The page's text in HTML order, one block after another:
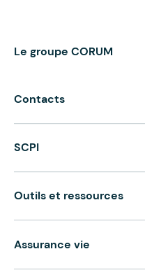
Le groupe CORUM
Contacts
SCPI
Outils et ressources
Assurance vie